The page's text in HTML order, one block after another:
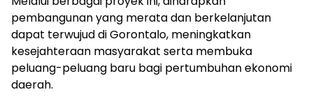
pembangunan yang merata dan berkelanjutan
dapat terwujud di Gorontalo, meningkatkan
kesejahteraan masyarakat serta membuka
peluang-peluang baru bagi pertumbuhan ekonomi
daerah.